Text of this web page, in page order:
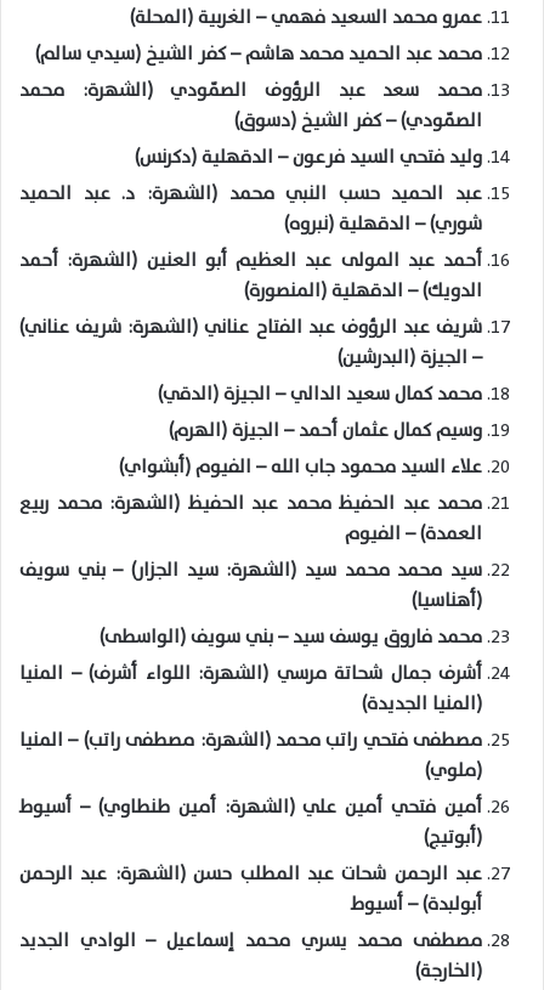
عمرو محمد السعيد فهمي – الغربية (المحلة)
محمد عبد الحميد محمد هاشم – كفر الشيخ (سيدي سالم)
محمد سعد عبد الرؤوف الصمّودي (الشهرة: محمد
الصمّودي) – كفر الشيخ (دسوق)
وليد فتحي السيد فرعون – الدقهلية (دكرنس)
عبد الحميد حسب النبي محمد (الشهرة: د. عبد الحميد
شوري) – الدقهلية (نبروه)
أحمد عبد المولى عبد العظيم أبو العنين (الشهرة: أحمد
الدويك) – الدقهلية (المنصورة)
شريف عبد الرؤوف عبد الفتاح عناني (الشهرة: شريف عناني)
– الجيزة (البدرشين)
محمد كمال سعيد الدالي – الجيزة (الدقي)
وسيم كمال عثمان أحمد – الجيزة (الهرم)
علاء السيد محمود جاب الله – الفيوم (أبشواي)
محمد عبد الحفيظ محمد عبد الحفيظ (الشهرة: محمد ربيع
العمدة) – الفيوم
سيد محمد محمد سيد (الشهرة: سيد الجزار) – بني سويف
(أهناسيا)
محمد فاروق يوسف سيد – بني سويف (الواسطى)
أشرف جمال شحاتة مرسي (الشهرة: اللواء أشرف) – المنيا
(المنيا الجديدة)
مصطفى فتحي راتب محمد (الشهرة: مصطفى راتب) – المنيا
(ملوي)
أمين فتحي أمين علي (الشهرة: أمين طنطاوي) – أسيوط
(أبوتيج)
عبد الرحمن شحات عبد المطلب حسن (الشهرة: عبد الرحمن
أبولبدة) – أسيوط
مصطفى محمد يسري محمد إسماعيل – الوادي الجديد
(الخارجة)